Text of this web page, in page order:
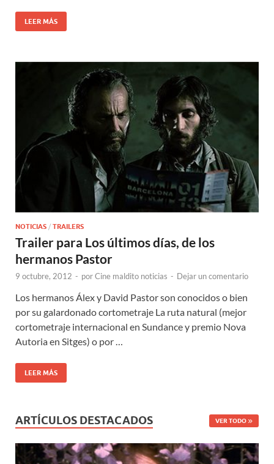
LEER MÁS
NOTICIAS / TRAILERS
Trailer para Los últimos días, de los
hermanos Pastor
9 octubre, 2012 - porCine maldito noticias - Dejar un comentario
Los hermanos Álex y David Pastor son conocidos o bien
por su galardonado cortometraje La ruta natural (mejor
cortometraje internacional en Sundance y premio Nova
Autoria en Sitges) o por …
LEER MÁS
ARTÍCULOS DESTACADOS VER TODO